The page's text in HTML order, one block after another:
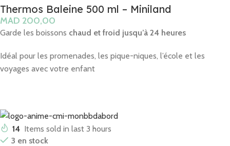
Thermos Baleine 500 ml – Miniland
MAD
Garde les boissons chaud et froid jusqu’à 24 heures
Idéal pour les promenades, les pique-niques, l’école et les
voyages avec votre enfant
14 Items sold in last 3 hours
3 en stock